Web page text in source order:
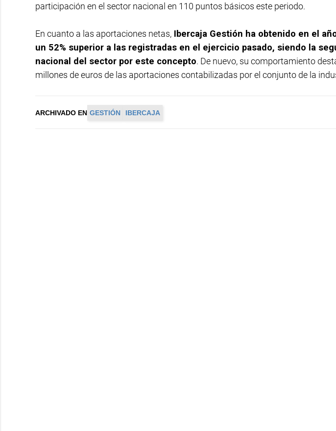
participación en el sector nacional en 110 puntos básicos este periodo.
En cuanto a las aportaciones netas, Ibercaja Gestión ha obtenido en el
un 52% superior a las registradas en el ejercicio pasado, siendo la
nacional del sector por este concepto. De nuevo, su comportamiento
millones de euros de las aportaciones contabilizadas por el conjunto de la
ARCHIVADO EN GESTIÓN IBERCAJA